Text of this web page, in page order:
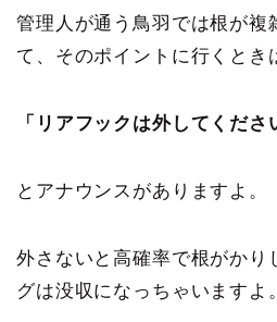
管理人が通う鳥羽では根が複
て、そのポイントに行くとき
「リアフックは外してくださ
とアナウンスがありますよ。
外さないと高確率で根がかり
グは没収になっちゃいますよ。